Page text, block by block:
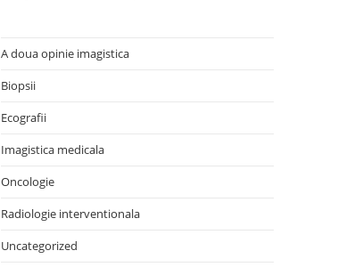
A doua opinie imagistica
Biopsii
Ecografii
Imagistica medicala
Oncologie
Radiologie interventionala
Uncategorized